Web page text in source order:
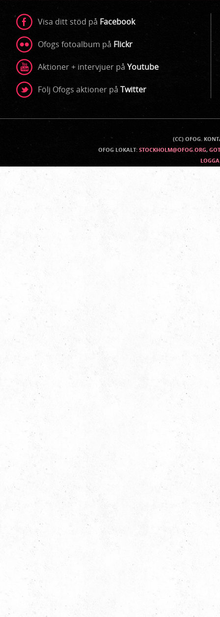
Visa ditt stöd på Facebook
Ofogs fotoalbum på Flickr
Aktioner + intervjuer på Youtube
Följ Ofogs aktioner på Twitter
Kontaktinfo
(CC) OFOG.
OFOG LOKALT: STOCKHOLM@OFOG.ORG,